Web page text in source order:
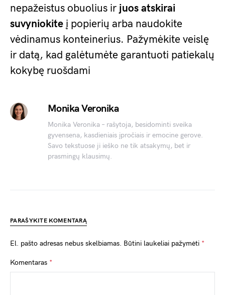
nepažeistus obuolius ir juos atskirai
suvyniokite į popierių arba naudokite
vėdinamus konteinerius. Pažymėkite veislę
ir datą, kad galėtumėte garantuoti patiekalų
kokybę ruošdami
Monika Veronika
Monika Veronika – rašytoja, besidominti sveika
gyvensena, kasdieniais įpročiais ir emocine gerove.
Savo tekstuose ji ieško ne tik atsakymų, bet ir
prasmingų klausimų.
PARAŠYKITE KOMENTARĄ
El. pašto adresas nebus skelbiamas. Būtini laukeliai pažymėti *
Komentaras *